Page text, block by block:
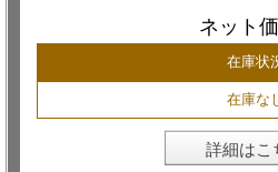
ネット価
在庫状
在庫な
詳細はこ